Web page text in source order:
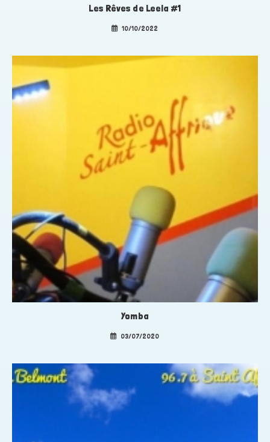
Les Rêves de Leela #1
10/10/2022
Yomba
03/07/2020